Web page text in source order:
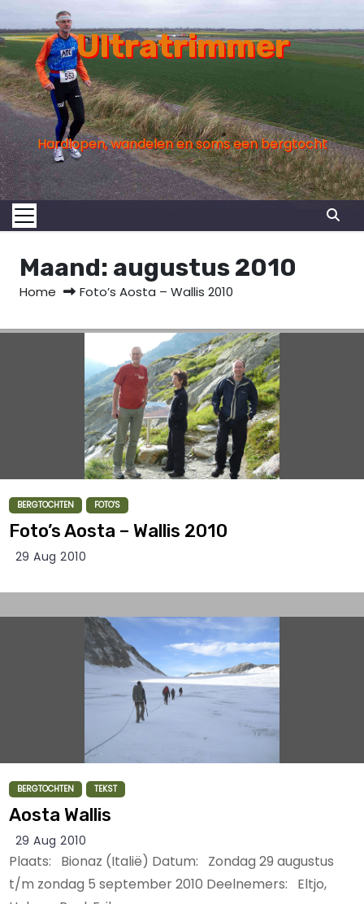
k
i
p
t
o
c
o
n
Ultratrimmer
Hardlopen, wandelen en soms een bergtocht
Maand: augustus 2010
Home Foto’s Aosta – Wallis 2010
BERGTOCHTEN FOTO'S
Foto’s Aosta – Wallis 2010
29 Aug 2010
BERGTOCHTEN TEKST
Aosta Wallis
29 Aug 2010
Plaats: Bionaz (Italië) Datum: Zondag 29 augustus
t/m zondag 5 september 2010 Deelnemers: Eltjo,